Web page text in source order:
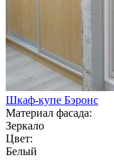
Шкаф-купе Бэронс
Материал фасада:
Зеркало
Цвет:
Белый